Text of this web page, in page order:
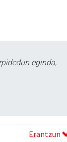
eginda,
Erantzun